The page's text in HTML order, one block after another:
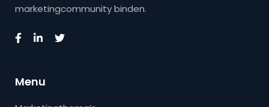
marketingcommunity binden.
Menu